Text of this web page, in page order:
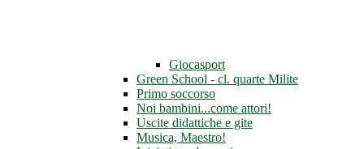
Giocasport
Green School - cl. quarte Milite
Primo soccorso
Noi bambini...come attori!
Uscite didattiche e gite
Musica, Maestro!